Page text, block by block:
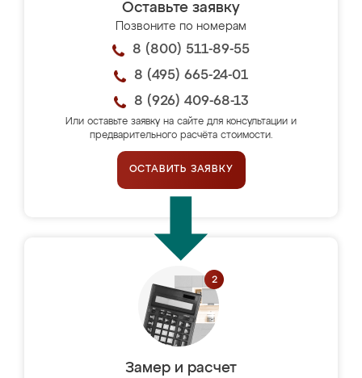
Оставьте заявку
Позвоните по номерам
8 (800) 511-89-55
8 (495) 665-24-01
8 (926) 409-68-13
Или оставьте заявку на сайте для консультации и
предварительного расчёта стоимости.
ОСТАВИТЬ ЗАЯВКУ
Замер и расчет